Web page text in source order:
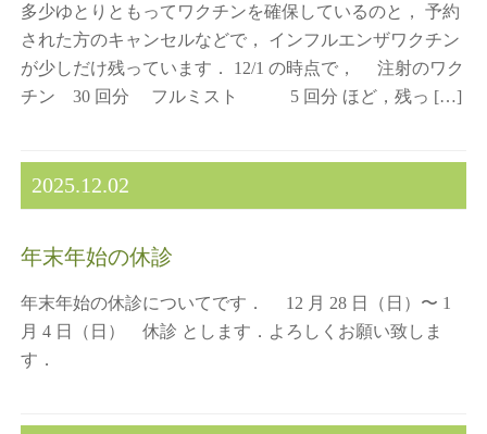
多少ゆとりともってワクチンを確保しているのと， 予約
された方のキャンセルなどで， インフルエンザワクチン
が少しだけ残っています． 12/1 の時点で， 注射のワク
チン 30 回分 フルミスト 5 回分 ほど，残っ […]
2025.12.02
年末年始の休診
年末年始の休診についてです． 12 月 28 日（日）〜 1
月 4 日（日） 休診 とします．よろしくお願い致しま
す．